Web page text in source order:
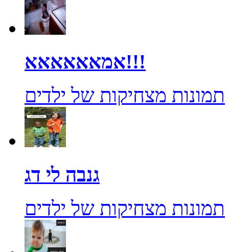
אמאאאאאא!!!
תמונות מצחיקות של ילדים
גנבה לי דג
תמונות מצחיקות של ילדים